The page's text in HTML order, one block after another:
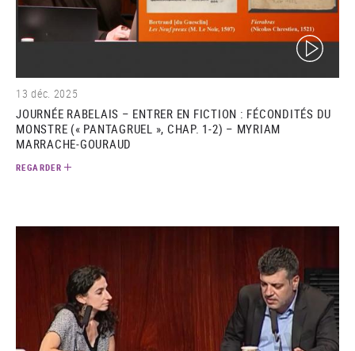
(video)
13 déc. 2025
JOURNÉE RABELAIS – ENTRER EN FICTION : FÉCONDITÉS DU
MONSTRE (« PANTAGRUEL », CHAP. 1-2) – MYRIAM
MARRACHE-GOURAUD
REGARDER